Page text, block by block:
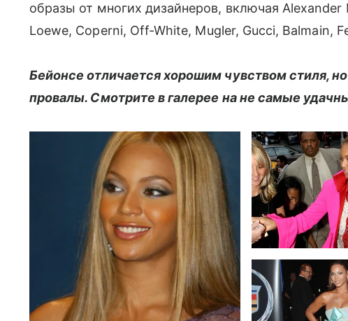
образы от многих дизайнеров, включая Alexander
Loewe, Coperni, Off-White, Mugler, Gucci, Balmain,
Бейонсе отличается хорошим чувством стиля,
провалы. Смотрите в галерее на не самые